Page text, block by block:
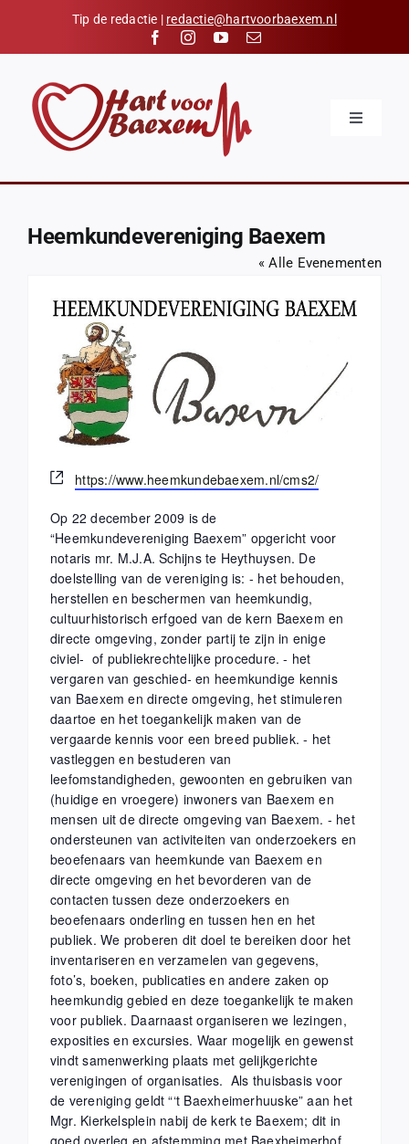
content
Tip de redactie | redactie@hartvoorbaexem.nl
Toggle
Kalender
Verenigingen
Organisaties
Contact
Heemkundevereniging Baexem
« Alle Evenementen
Website
https://www.heemkundebaexem.nl/cms2/
Op 22 december 2009 is de
“Heemkundevereniging Baexem” opgericht voor
notaris mr. M.J.A. Schijns te Heythuysen. De
doelstelling van de vereniging is: - het behouden,
herstellen en beschermen van heemkundig,
cultuurhistorisch erfgoed van de kern Baexem en
directe omgeving, zonder partij te zijn in enige
civiel- of publiekrechtelijke procedure. - het
vergaren van geschied- en heemkundige kennis
van Baexem en directe omgeving, het stimuleren
daartoe en het toegankelijk maken van de
vergaarde kennis voor een breed publiek. - het
vastleggen en bestuderen van
leefomstandigheden, gewoonten en gebruiken van
(huidige en vroegere) inwoners van Baexem en
mensen uit de directe omgeving van Baexem. - het
ondersteunen van activiteiten van onderzoekers en
beoefenaars van heemkunde van Baexem en
directe omgeving en het bevorderen van de
contacten tussen deze onderzoekers en
beoefenaars onderling en tussen hen en het
publiek. We proberen dit doel te bereiken door het
inventariseren en verzamelen van gegevens,
foto’s, boeken, publicaties en andere zaken op
heemkundig gebied en deze toegankelijk te maken
voor publiek. Daarnaast organiseren we lezingen,
exposities en excursies. Waar mogelijk en gewenst
vindt samenwerking plaats met gelijkgerichte
verenigingen of organisaties. Als thuisbasis voor
de vereniging geldt “‘t Baexheimerhuuske” aan het
Mgr. Kierkelsplein nabij de kerk te Baexem; dit in
goed overleg en afstemming met Baexheimerhof.